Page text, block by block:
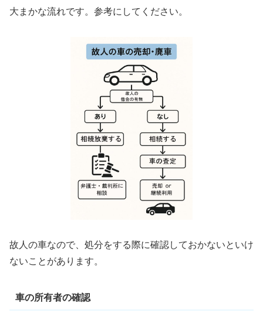
大まかな流れです。参考にしてください。
故人の車なので、処分をする際に確認しておかないといけ
ないことがあります。
車の所有者の確認